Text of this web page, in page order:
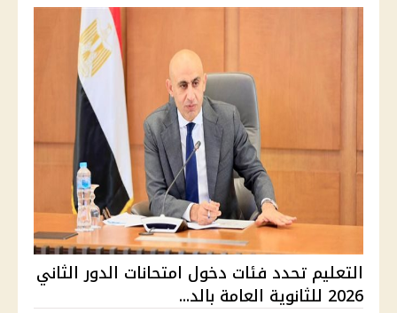
التعليم تحدد فئات دخول امتحانات الدور الثاني
2026 للثانوية العامة بالد...